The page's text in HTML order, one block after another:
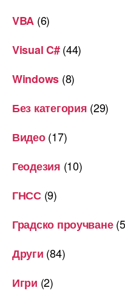
VBA (6)
Visual C#(44)
Windows (8)
Без категория (29)
Видео(17)
Геодезия (10)
ГНСС(9)
Градско проучване
Други (84)
Игри (2)